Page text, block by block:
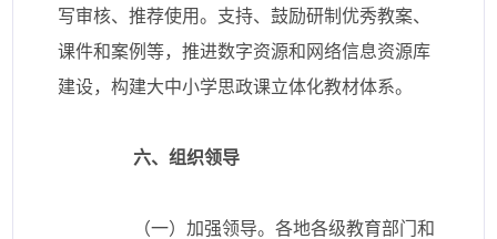
写审核、推荐使用。支持、鼓励研制优秀教案、
课件和案例等，推进数字资源和网络信息资源库
建设，构建大中小学思政课立体化教材体系。
六、组织领导
（一）加强领导。各地各级教育部门和